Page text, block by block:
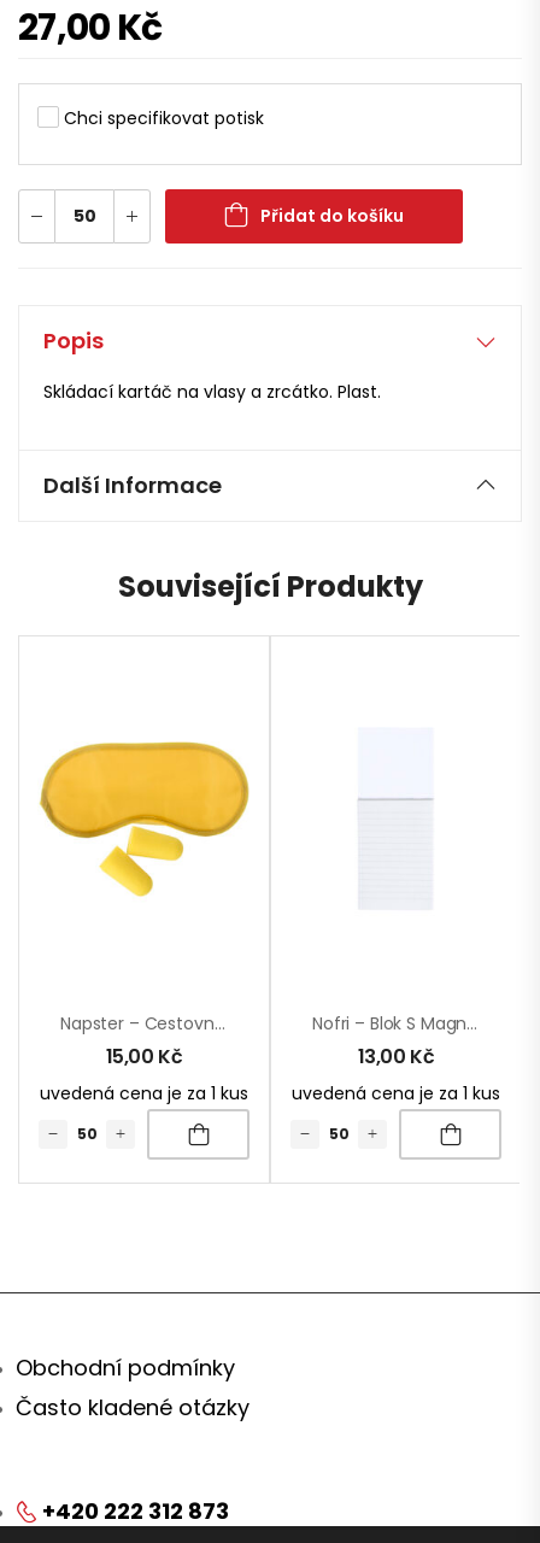
27,00Kč
Chci specifikovat potisk
Přidat do košíku
Popis
Skládací kartáč na vlasy a zrcátko. Plast.
Další Informace
Související Produkty
Napster – Cestovní Sada
15,00 Kč
uvedená cena je za 1 kus
Nofri – Blok S Magnetkou
13,00 Kč
uvedená cena je za 1 kus
Obchodní podmínky
Často kladené otázky
+420 222 312 873